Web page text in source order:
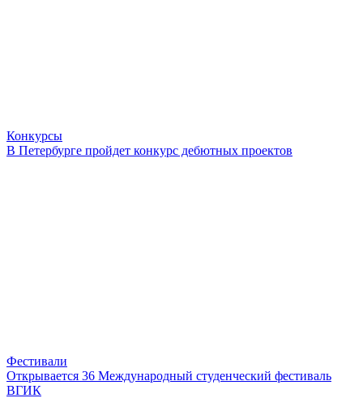
Конкурсы
В Петербурге пройдет конкурс дебютных проектов
Фестивали
Открывается 36 Международный студенческий фестиваль
ВГИК